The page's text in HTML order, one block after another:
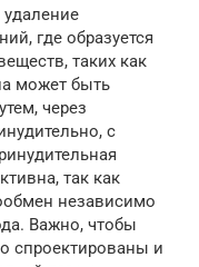
где образуется
таких как
может быть
через
с
так как
независимо
Важно, чтобы
спроектированы и